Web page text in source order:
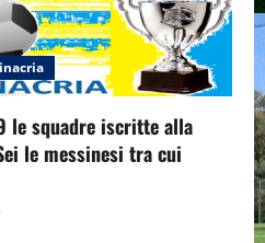
le squadre iscritte alla
le messinesi tra cui